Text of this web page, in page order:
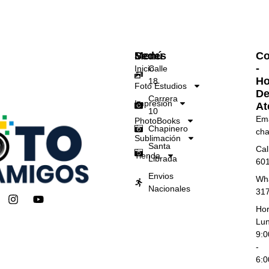
I Y
Menú
Inicio
Foto Estudios
Impresión
PhotoBooks
Sublimación
Tienda
Sedes
Calle
18
Carrera
10
Chapinero
Santa
Librada
Envios
Nacionales
-
De
-